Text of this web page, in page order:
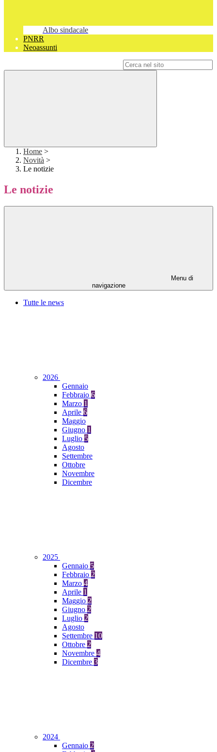
Albo sindacale
PNRR
Neoassunti
Home >
Novità >
Le notizie
Le notizie
Menu di
navigazione
Tutte le news
2026
Gennaio
Febbraio 6
Marzo 1
Aprile 6
Maggio
Giugno 1
Luglio 5
Agosto
Settembre
Ottobre
Novembre
Dicembre
2025
Gennaio 5
Febbraio 2
Marzo 4
Aprile 1
Maggio 2
Giugno 2
Luglio 2
Agosto
Settembre 10
Ottobre 2
Novembre 4
Dicembre 3
2024
Gennaio 2